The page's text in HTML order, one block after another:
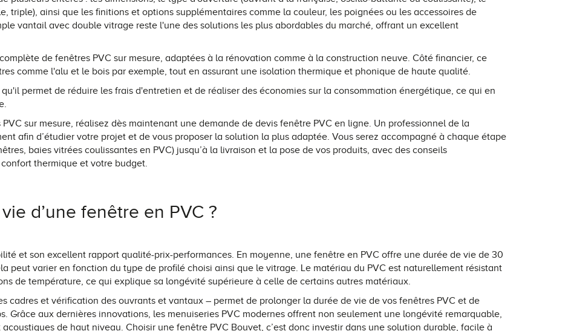
triple), ainsi que les finitions et options supplémentaires comme la couleur, les poignées ou les accessoires de
vantail avec double vitrage reste l'une des solutions les plus abordables du marché, offrant un excellent
de fenêtres PVC sur mesure, adaptées à la rénovation comme à la construction neuve. Côté financier, ce
comme l'alu et le bois par exemple, tout en assurant une isolation thermique et phonique de haute qualité.
permet de réduire les frais d'entretien et de réaliser des économies sur la consommation énergétique, ce qui en
sur mesure, réalisez dès maintenant une demande de devis fenêtre PVC en ligne. Un professionnel de la
afin d’étudier votre projet et de vous proposer la solution la plus adaptée. Vous serez accompagné à chaque étape
baies vitrées coulissantes en PVC) jusqu’à la livraison et la pose de vos produits, avec des conseils
thermique et votre budget.
d’une fenêtre en PVC ?
et son excellent rapport qualité-prix-performances. En moyenne, une fenêtre en PVC offre une durée de vie de 30
peut varier en fonction du type de profilé choisi ainsi que le vitrage. Le matériau du PVC est naturellement résistant
de température, ce qui explique sa longévité supérieure à celle de certains autres matériaux.
cadres et vérification des ouvrants et vantaux – permet de prolonger la durée de vie de vos fenêtres PVC et de
Grâce aux dernières innovations, les menuiseries PVC modernes offrent non seulement une longévité remarquable,
de haut niveau. Choisir une fenêtre PVC Bouvet, c’est donc investir dans une solution durable, facile à